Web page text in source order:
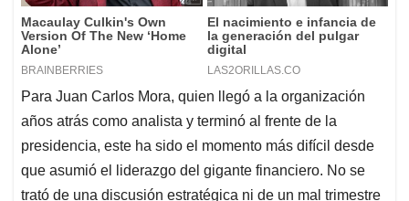
Para Juan Carlos Mora, quien llegó a la organización
años atrás como analista y terminó al frente de la
presidencia, este ha sido el momento más difícil desde
que asumió el liderazgo del gigante financiero. No se
trató de una discusión estratégica ni de un mal trimestre